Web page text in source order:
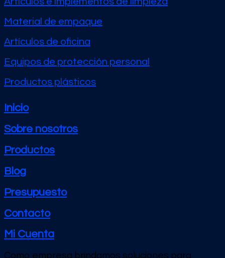
Material de empaque
Artículos de oficina
Equipos de protección personal
Productos plásticos
Inicio
Sobre nosotros
Productos
Blog
Presupuesto
Contacto
Mi Cuenta
Como empresa brindamos soluciones para